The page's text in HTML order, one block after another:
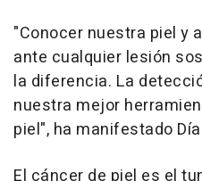
"Conocer nuestra piel y
ante cualquier lesión
la diferencia. La
nuestra mejor
piel", ha manifestado
El cáncer de piel es el